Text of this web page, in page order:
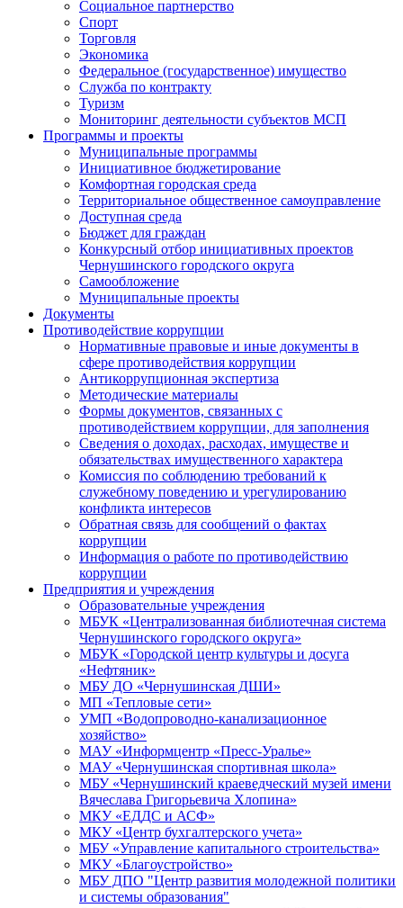
Социальное партнерство
Спорт
Торговля
Экономика
Федеральное (государственное) имущество
Служба по контракту
Туризм
Мониторинг деятельности субъектов МСП
Программы и проекты
Муниципальные программы
Инициативное бюджетирование
Комфортная городская среда
Территориальное общественное самоуправление
Доступная среда
Бюджет для граждан
Конкурсный отбор инициативных проектов
Чернушинского городского округа
Самообложение
Муниципальные проекты
Документы
Противодействие коррупции
Нормативные правовые и иные документы в
сфере противодействия коррупции
Антикоррупционная экспертиза
Методические материалы
Формы документов, связанных с
противодействием коррупции, для заполнения
Сведения о доходах, расходах, имуществе и
обязательствах имущественного характера
Комиссия по соблюдению требований к
служебному поведению и урегулированию
конфликта интересов
Обратная связь для сообщений о фактах
коррупции
Информация о работе по противодействию
коррупции
Предприятия и учреждения
Образовательные учреждения
МБУК «Централизованная библиотечная система
Чернушинского городского округа»
МБУК «Городской центр культуры и досуга
«Нефтяник»
МБУ ДО «Чернушинская ДШИ»
МП «Тепловые сети»
УМП «Водопроводно-канализационное
хозяйство»
МАУ «Информцентр «Пресс-Уралье»
МАУ «Чернушинская спортивная школа»
МБУ «Чернушинский краеведческий музей имени
Вячеслава Григорьевича Хлопина»
МКУ «ЕДДС и АСФ»
МКУ «Центр бухгалтерского учета»
МБУ «Управление капитального строительства»
МКУ «Благоустройство»
МБУ ДПО "Центр развития молодежной политики
и системы образования"